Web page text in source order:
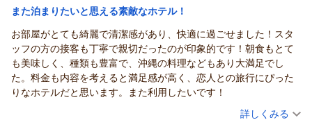
しんでいただけたことは、地元のホテルとしてこれ以上の喜び
ぜひまた、美味しい島野菜や果物、そして新しい冒険（!?）を
楽しまれに、沖縄の我が家へお帰りくださいませ。お客様のま
たのお越しを、スタッフ一同心よりお待ち申し上げておりま
す。
（返信日：2026/06/04）
けて、天気が良なれば海にいき、小雨が降ってきてたら、プール
に戻って暖かいジャグジーにはいって、ずっと水遊びができる子
供達は大満足でした。
宿泊価格帯： 12,001～13,000円(大人一人あたり/税込)
サザンビーチホテル＆リゾート沖縄からの返信
この度は大変高い評価をいただき、誠にありがとうございま
す。
プールやビーチ、沖縄食材を活かしたお食事など、当ホテルの
施設とサービスを余すことなくお楽しみいただけた様子が伺
また泊まりたいと思える素敵なホテル！
お部屋がとても綺麗で清潔感があり、快適に過ごせました！スタ
ッフの方の接客も丁寧で親切だったのが印象的です！朝食もとて
も美味しく、種類も豊富で、沖縄の料理などもあり大満足でし
た。料金も内容を考えると満足感が高く、恋人との旅行にぴった
りなホテルだと思います。また利用したいです！
（投稿日：2026/05/24）
詳しくみる